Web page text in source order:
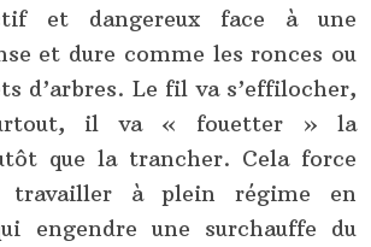
et dangereux face à une
et dure comme les ronces ou
d’arbres. Le fil va s’effilocher,
il va « fouetter » la
que la trancher. Cela force
travailler à plein régime en
engendre une surchauffe du